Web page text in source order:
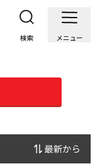
検索 メニュー
最新から